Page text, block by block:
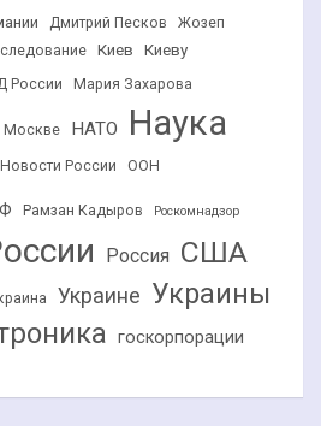
Дмитрий Песков
Жозеп
Киев Киеву
России Мария Захарова
Москве НАТО Наука
Новости России ООН
Рамзан Кадыров Роскомнадзор
Россия США
Украине Украины
госкорпорации